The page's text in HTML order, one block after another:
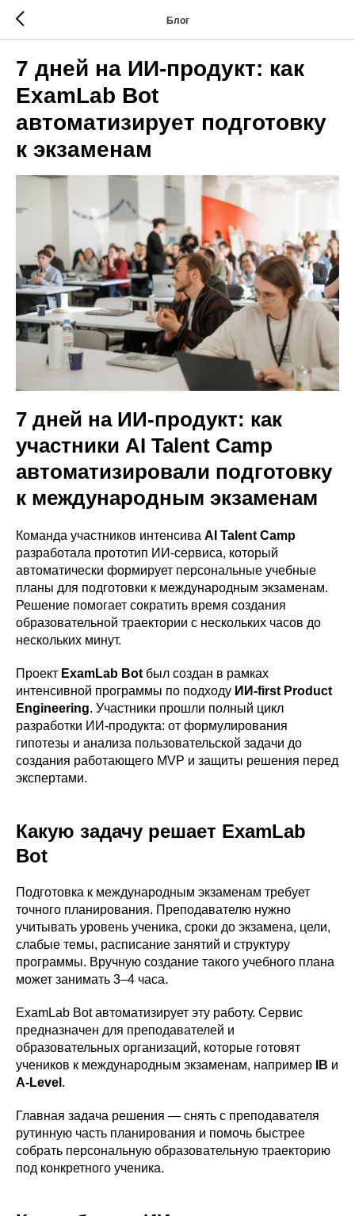
Блог
7 дней на ИИ-продукт: как
ExamLab Bot
автоматизирует подготовку
к экзаменам
7 дней на ИИ-продукт: как
участники AI Talent Camp
автоматизировали подготовку
к международным экзаменам
Команда участников интенсива AI Talent Camp
разработала прототип ИИ-сервиса, который
автоматически формирует персональные учебные
планы для подготовки к международным экзаменам.
Решение помогает сократить время создания
образовательной траектории с нескольких часов до
нескольких минут.
Проект ExamLab Bot был создан в рамках
интенсивной программы по подходу ИИ-first Product
Engineering. Участники прошли полный цикл
разработки ИИ-продукта: от формулирования
гипотезы и анализа пользовательской задачи до
создания работающего MVP и защиты решения перед
экспертами.
Какую задачу решает ExamLab
Bot
Подготовка к международным экзаменам требует
точного планирования. Преподавателю нужно
учитывать уровень ученика, сроки до экзамена, цели,
слабые темы, расписание занятий и структуру
программы. Вручную создание такого учебного плана
может занимать 3–4 часа.
ExamLab Bot автоматизирует эту работу. Сервис
предназначен для преподавателей и
образовательных организаций, которые готовят
учеников к международным экзаменам, например
IB и
A-Level .
Главная задача решения — снять с преподавателя
рутинную часть планирования и помочь быстрее
собрать персональную образовательную траекторию
под конкретного ученика.